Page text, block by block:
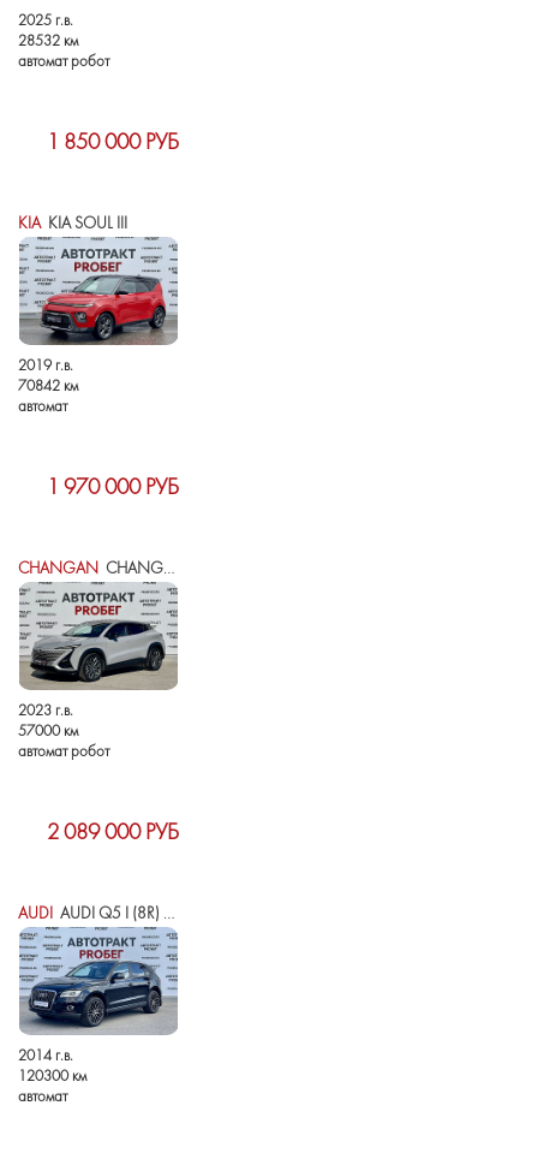
2025 г.в.
28532 км
автомат робот
1 850 000 РУБ
KIAKIA SOUL III
2019 г.в.
70842 км
автомат
1 970 000 РУБ
CHANGAN CHANGAN UNI-T I
2023 г.в.
57000 км
автомат робот
2 089 000 РУБ
AUDI AUDI Q5 I (8R) РЕСТАЙЛИНГ
2014 г.в.
120300 км
автомат